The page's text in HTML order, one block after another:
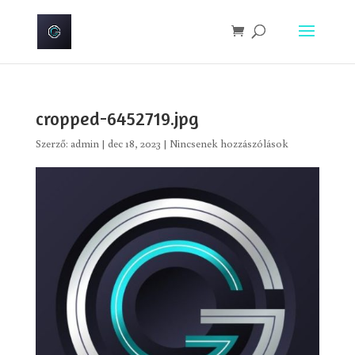
cropped-6452719.jpg
Szerző: admin| dec 18, 2023 | Nincsenek hozzászólások